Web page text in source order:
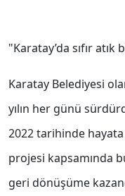
"Karatay’da sıfır
Karatay Belediyesi
yılın her günü
2022 tarihinde hayata
projesi kapsamında
geri dönüşüme